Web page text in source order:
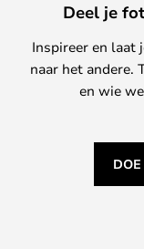
Deel je
Inspireer en laat
naar het andere.
en wie